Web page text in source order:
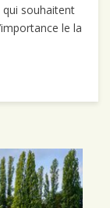
qui souhaitent
le la